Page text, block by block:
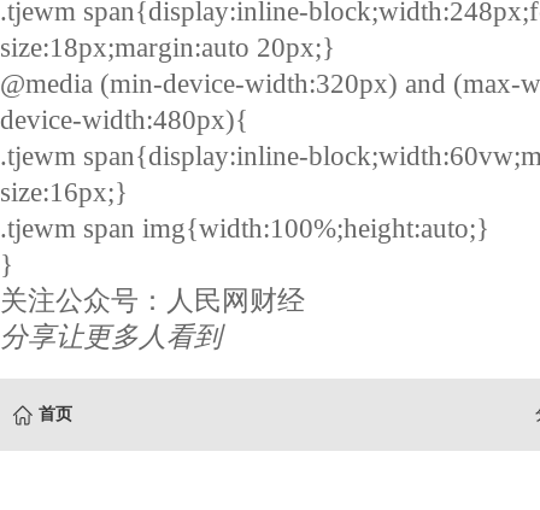
.tjewm span{display:inline-
size:18px;margin:auto 20px;}
@media (min-device-width:320px) and (max-
device-width:480px){
.tjewm span{display:inline-
size:16px;}
.tjewm span img{width:100%;height:auto;}
}
关注公众号：人民网财经
分享让更多人看到
首页